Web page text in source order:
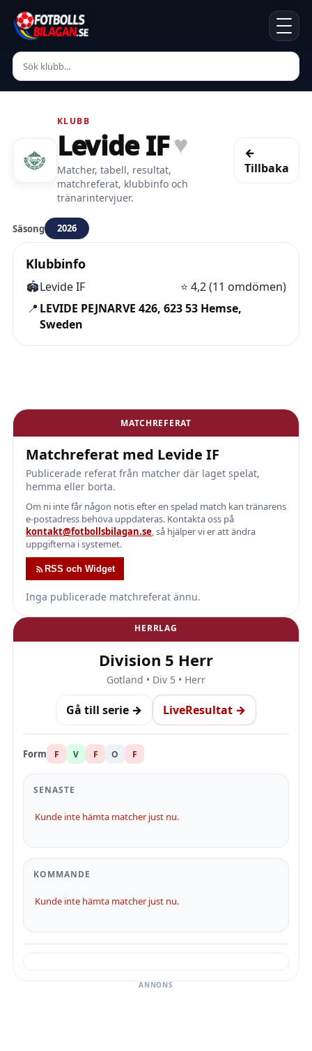
KLUBB
Levide IF♥
Matcher, tabell, resultat,
matchreferat, klubbinfo och
tränarintervjuer.
←
Tillbaka
Säsong 2026
Klubbinfo
🏟️Levide IF ⭐ 4,2 (11 omdömen)
📍 LEVIDE PEJNARVE 426, 623 53 Hemse,
Sweden
MATCHREFERAT
Matchreferat med Levide IF
Publicerade referat från matcher där laget spelat,
hemma eller borta.
Om ni inte får någon notis efter en spelad match kan tränarens
e-postadress behöva uppdateras. Kontakta oss på
kontakt@fotbollsbilagan.se, så hjälper vi er att ändra
uppgifterna i systemet.
RSS och Widget
Inga publicerade matchreferat ännu.
HERRLAG
Division 5 Herr
Gotland • Div 5 • Herr
Gå till serie → LiveResultat →
Form F V F O F
SENASTE
Kunde inte hämta matcher just nu.
KOMMANDE
Kunde inte hämta matcher just nu.
ANNONS